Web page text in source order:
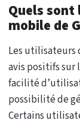
Quels sont
mobile de
Les utilisateurs
avis positifs sur
facilité
possibilité de
Certains